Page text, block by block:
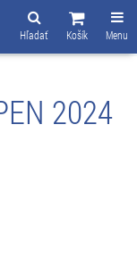
Menu
Košík
Hľadať
2024